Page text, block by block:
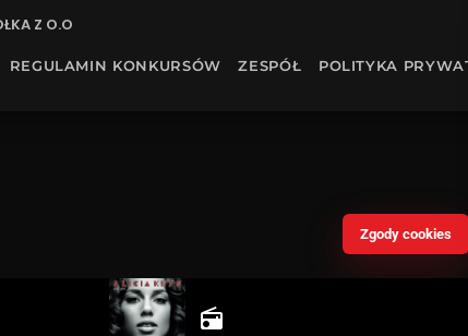
radio
Z O.O
REGULAMIN KONKURSÓW ZESPÓŁ POLITYKA
Zgody cookies